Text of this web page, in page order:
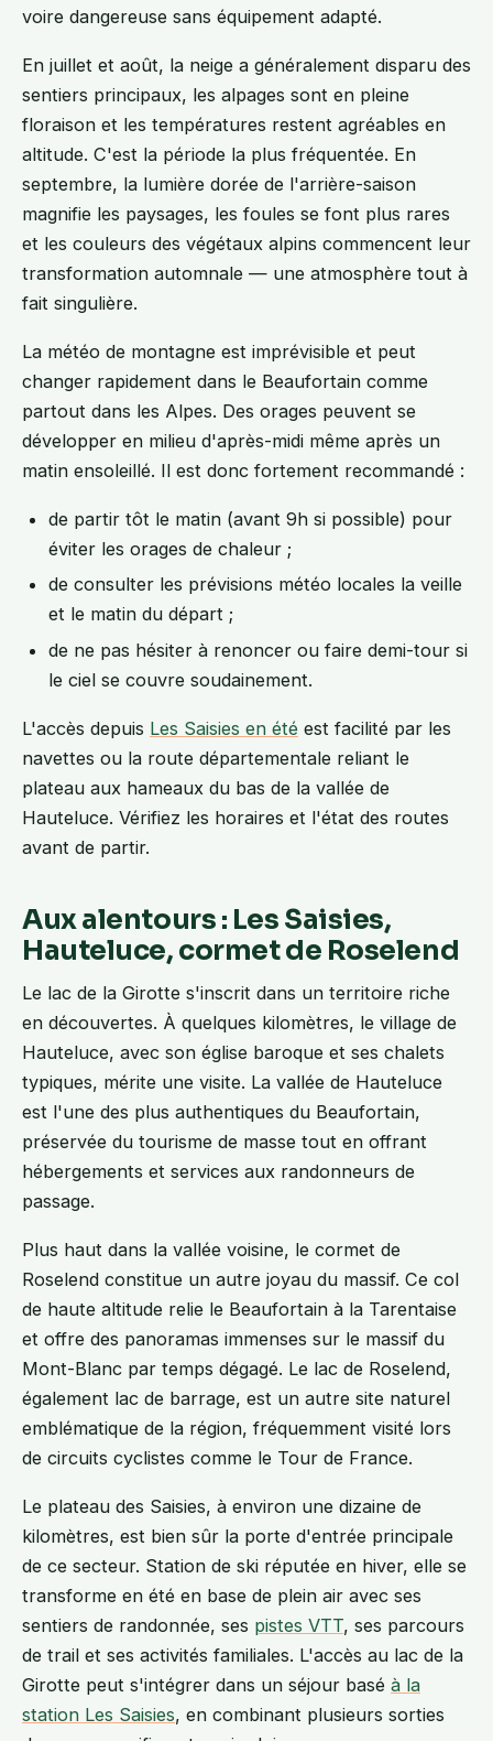
voire dangereuse sans équipement adapté.
En juillet et août, la neige a généralement disparu des
sentiers principaux, les alpages sont en pleine
floraison et les températures restent agréables en
altitude. C'est la période la plus fréquentée. En
septembre, la lumière dorée de l'arrière-saison
magnifie les paysages, les foules se font plus rares
et les couleurs des végétaux alpins commencent leur
transformation automnale — une atmosphère tout à
fait singulière.
La météo de montagne est imprévisible et peut
changer rapidement dans le Beaufortain comme
partout dans les Alpes. Des orages peuvent se
développer en milieu d'après-midi même après un
matin ensoleillé. Il est donc fortement recommandé :
de partir tôt le matin (avant 9h si possible) pour
éviter les orages de chaleur ;
de consulter les prévisions météo locales la veille
et le matin du départ ;
de ne pas hésiter à renoncer ou faire demi-tour si
le ciel se couvre soudainement.
L'accès depuis Les Saisies en été est facilité par les
navettes ou la route départementale reliant le
plateau aux hameaux du bas de la vallée de
Hauteluce. Vérifiez les horaires et l'état des routes
avant de partir.
Aux alentours : Les Saisies,
Hauteluce, cormet de Roselend
Le lac de la Girotte s'inscrit dans un territoire riche
en découvertes. À quelques kilomètres, le village de
Hauteluce, avec son église baroque et ses chalets
typiques, mérite une visite. La vallée de Hauteluce
est l'une des plus authentiques du Beaufortain,
préservée du tourisme de masse tout en offrant
hébergements et services aux randonneurs de
passage.
Plus haut dans la vallée voisine, le cormet de
Roselend constitue un autre joyau du massif. Ce col
de haute altitude relie le Beaufortain à la Tarentaise
et offre des panoramas immenses sur le massif du
Mont-Blanc par temps dégagé. Le lac de Roselend,
également lac de barrage, est un autre site naturel
emblématique de la région, fréquemment visité lors
de circuits cyclistes comme le Tour de France.
Le plateau des Saisies, à environ une dizaine de
kilomètres, est bien sûr la porte d'entrée principale
de ce secteur. Station de ski réputée en hiver, elle se
transforme en été en base de plein air avec ses
sentiers de randonnée, ses pistes VTT, ses parcours
de trail et ses activités familiales. L'accès au lac de la
Girotte peut s'intégrer dans un séjour basé à la
station Les Saisies, en combinant plusieurs sorties